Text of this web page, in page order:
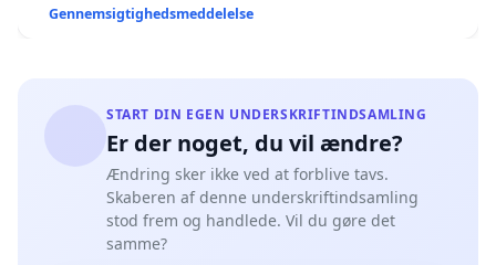
Gennemsigtighedsmeddelelse
START DIN EGEN UNDERSKRIFTINDSAMLING
Er der noget, du vil ændre?
Ændring sker ikke ved at forblive tavs.
Skaberen af denne underskriftindsamling
stod frem og handlede. Vil du gøre det
samme?